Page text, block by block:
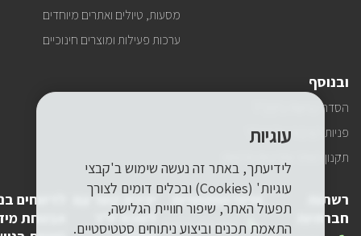
מסעות, טיולים ואתרים מיוחדים
ערכות פעילות ומוצרים חינוכיים
ובנוסף
הסדרי נגישות בקק"ל
פניות הציבור של קק"ל
תקנון האתר ומדיניות פרטיות
רשתות
חברתיות
פרטי התקשרות
טלפון1-800-250-250
יצירת קשר עם
לשכת יו"ר
לדיווחים
אבטחת
עוגיות
לידיעתך, באתר זה נעשה שימוש ב'קבצי
עוגיות' (Cookies) ובכלים דומים לצורך
תפעול האתר, שיפור חוויית הגלישה,
התאמת תכנים וביצוע ניתוחים סטטיסטיים.